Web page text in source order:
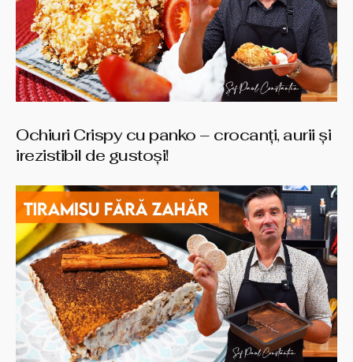
Ochiuri Crispy cu panko – crocanți, aurii și
irezistibil de gustoși!